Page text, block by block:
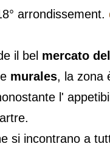
arrondissement.
il bel mercato
murales, la zona
l'
si incontrano a